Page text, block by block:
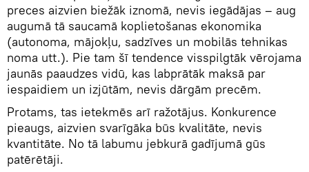
preces aizvien biežāk iznomā, nevis iegādājas – aug
augumā tā saucamā koplietošanas ekonomika
(autonoma, mājokļu, sadzīves un mobilās tehnikas
noma utt.). Pie tam šī tendence visspilgtāk vērojama
jaunās paaudzes vidū, kas labprātāk maksā par
iespaidiem un izjūtām, nevis dārgām precēm.
Protams, tas ietekmēs arī ražotājus. Konkurence
pieaugs, aizvien svarīgāka būs kvalitāte, nevis
kvantitāte. No tā labumu jebkurā gadījumā gūs
patērētāji.